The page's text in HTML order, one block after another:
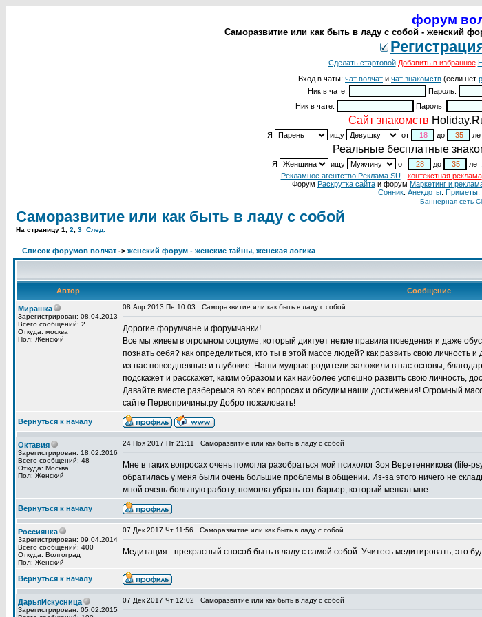
форум
Саморазвитие или как быть в ладу с собой - женский
Сделать стартовой Добавить в избранное
Вход в чаты: чат волчат и чат знакомств (если нет
Ник в чате:
Пароль:
Ник в чате:
Пароль:
Cайт знакомств
Я ищу от до
Реальные бесплатные
Я ищу от до
Рекламное агентство Реклама SU- контекстная реклама
Форум Раскрутка сайта и форум Маркетинг и
Сонник Анекдоты Приметы
Баннерная сеть
Саморазвитие или как быть в ладу с собой
На страницу 1 2 3 След.
Список форумов волчат -> женский форум - женские тайны, женская логика
Автор Сообщение
Мирашка
Зарегистрирован: 08.04.2013
Всего сообщений: 2
Откуда: москва
Пол: Женский
08 Апр 2013 Пн 10:03 Саморазвитие или как быть в ладу с собой
Дорогие форумчане и форумчанки!
Все мы живем в огромном социуме, который диктует некие правила поведения и даже
познать себя? как определиться, кто ты в этой массе людей? как развить свою личность
из нас повседневные и глубокие. Наши мудрые родители заложили в нас основы,
подскажет и расскажет, каким образом и как наиболее успешно развить свою личность,
Давайте вместе разберемся во всех вопросах и обсудим наши достижения! Огромный
сайте Первопричины.ру Добро пожаловать!
Вернуться к началу
Октавия
Зарегистрирован: 18.02.2016
Всего сообщений: 48
Откуда: Москва
Пол: Женский
24 Ноя 2017 Пт 21:11 Саморазвитие или как быть в ладу с собой
Мне в таких вопросах очень помогла разобраться мой психолог Зоя Веретенникова (life-
обратилась у меня были очень большие проблемы в общении. Из-за этого ничего не
мной очень большую работу, помогла убрать тот барьер, который мешал мне .
Вернуться к началу
Россиянка
Зарегистрирован: 09.04.2014
Всего сообщений: 400
Откуда: Волгоград
Пол: Женский
07 Дек 2017 Чт 11:56 Саморазвитие или как быть в ладу с собой
Медитация - прекрасный способ быть в ладу с самой собой. Учитесь медитировать, это
Вернуться к началу
ДарьяИскусница
Зарегистрирован: 05.02.2015
07 Дек 2017 Чт 12:02 Саморазвитие или как быть в ладу с собой